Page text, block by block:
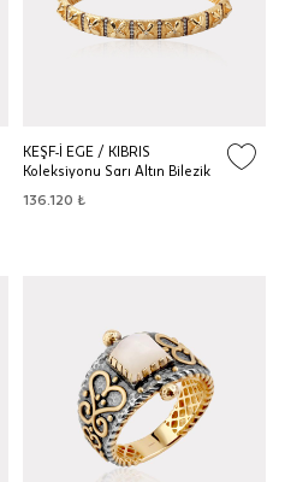
KEŞF-İ EGE / KIBRIS
Koleksiyonu Sarı Altın Bilezik
136.120 ₺